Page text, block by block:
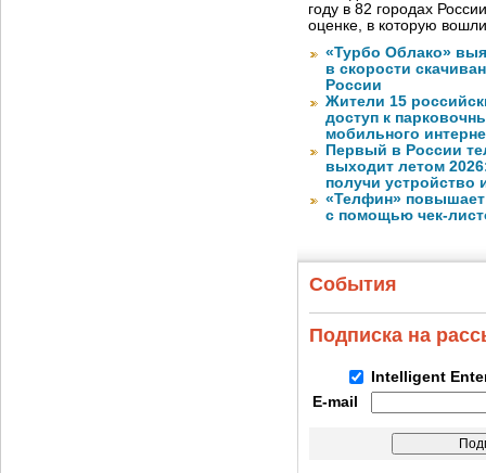
году в 82 городах
оценке, в которую
«Турбо Облако»
в скорости
России
Жители 15
доступ к
мобильного
Первый в России
выходит летом
получи устройство
«Телфин» повышает
с помощью чек-
События
Подписка на
Intelligent
E-mail